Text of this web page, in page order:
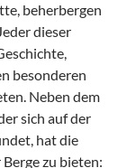
beherbergen
dieser
besonderen
Neben dem
sich auf der
hat die
zu bieten: